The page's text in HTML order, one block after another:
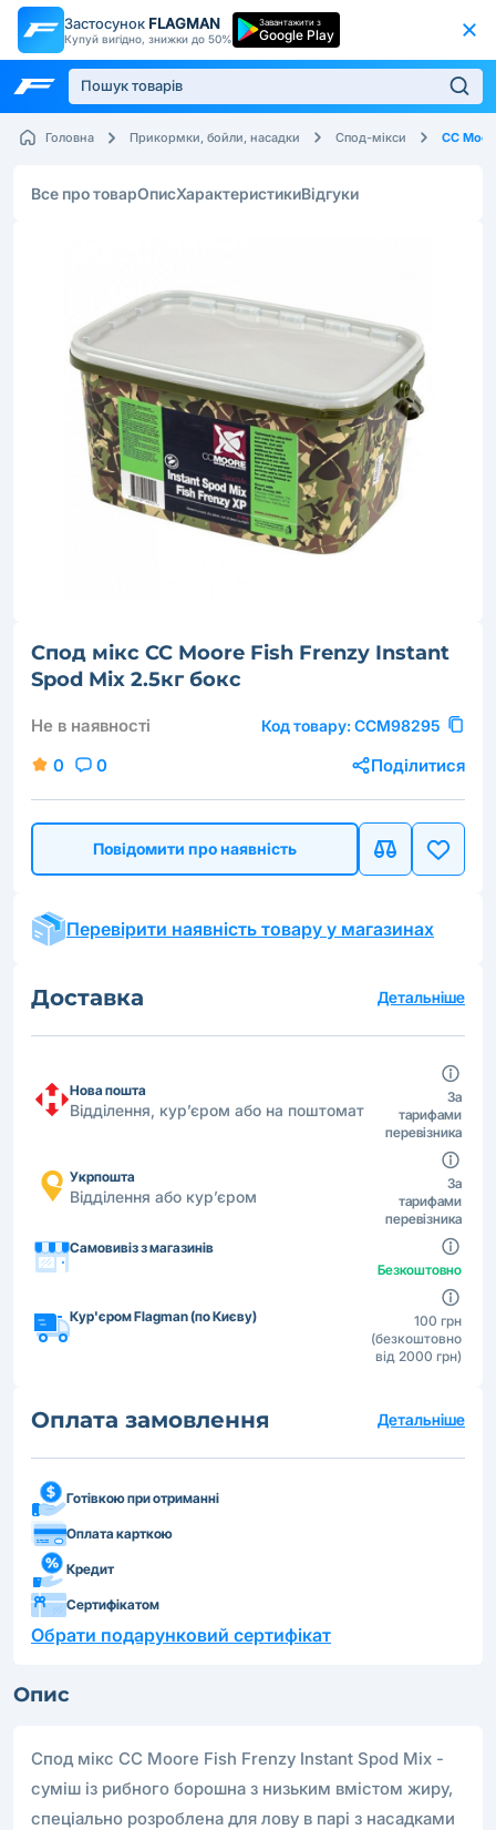
Застосунок FLAGMAN
Купуй вигідно, знижки до 50%
Завантажити з
Google Play
Головна Прикормки, бойли, насадки Спод-мікси CC
Все про товарОписХарактеристикиВідгуки
Спод мікс CC Moore Fish Frenzy Instant
Spod Mix 2.5кг бокс
Не в наявності Код товару: CCM98295
0 0 Поділитися
Повідомити про наявність
Перевірити наявність товару у магазинах
Доставка Детальніше
Нова пошта
Відділення, кур’єром або на поштомат
За
тарифами
перевізника
Укрпошта
Відділення або кур’єром
За
тарифами
перевізника
Самовивіз з магазинів
Безкоштовно
Кур'єром Flagman (по Києву)
100 грн
(безкоштовно
від 2000 грн)
Оплата замовлення Детальніше
Готівкою при отриманні
Оплата карткою
Кредит
Сертифікатом
Обрати подарунковий сертифікат
Опис
Спод мікс CC Moore Fish Frenzy Instant Spod Mix -
суміш із рибного борошна з низьким вмістом жиру,
спеціально розроблена для лову в парі з насадками